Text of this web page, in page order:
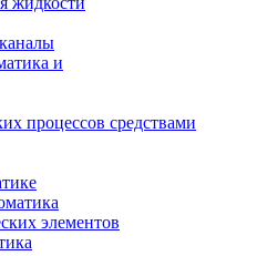
и
процессов средствами
элементов